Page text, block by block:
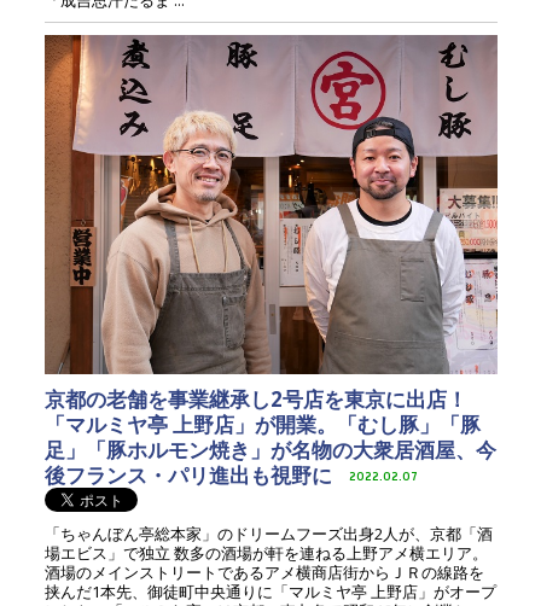
京都の老舗を事業継承し2号店を東京に出店！
「マルミヤ亭 上野店」が開業。「むし豚」「豚
足」「豚ホルモン焼き」が名物の大衆居酒屋、今
後フランス・パリ進出も視野に
2022.02.07
「ちゃんぼん亭総本家」のドリームフーズ出身2人が、京都「酒
場エビス」で独立 数多の酒場が軒を連ねる上野アメ横エリア。
酒場のメインストリートであるアメ横商店街からＪＲの線路を
挟んだ1本先、御徒町中央通りに「マルミヤ亭 上野店」がオープ